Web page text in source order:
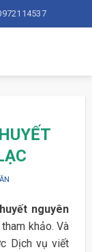
nguyên
khảo. Và
Dịch vụ viết